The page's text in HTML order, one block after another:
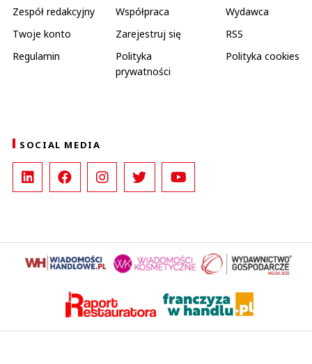
Zespół redakcyjny Współpraca
Wydawca
Twoje konto
Zarejestruj się
RSS
Regulamin
Polityka
prywatności
Polityka cookies
SOCIAL MEDIA